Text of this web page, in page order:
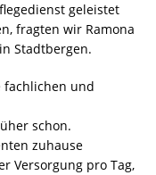
geleistet
fragten wir Ramona
Stadtbergen.
fachlichen und
schon.
zuhause
Versorgung pro Tag,